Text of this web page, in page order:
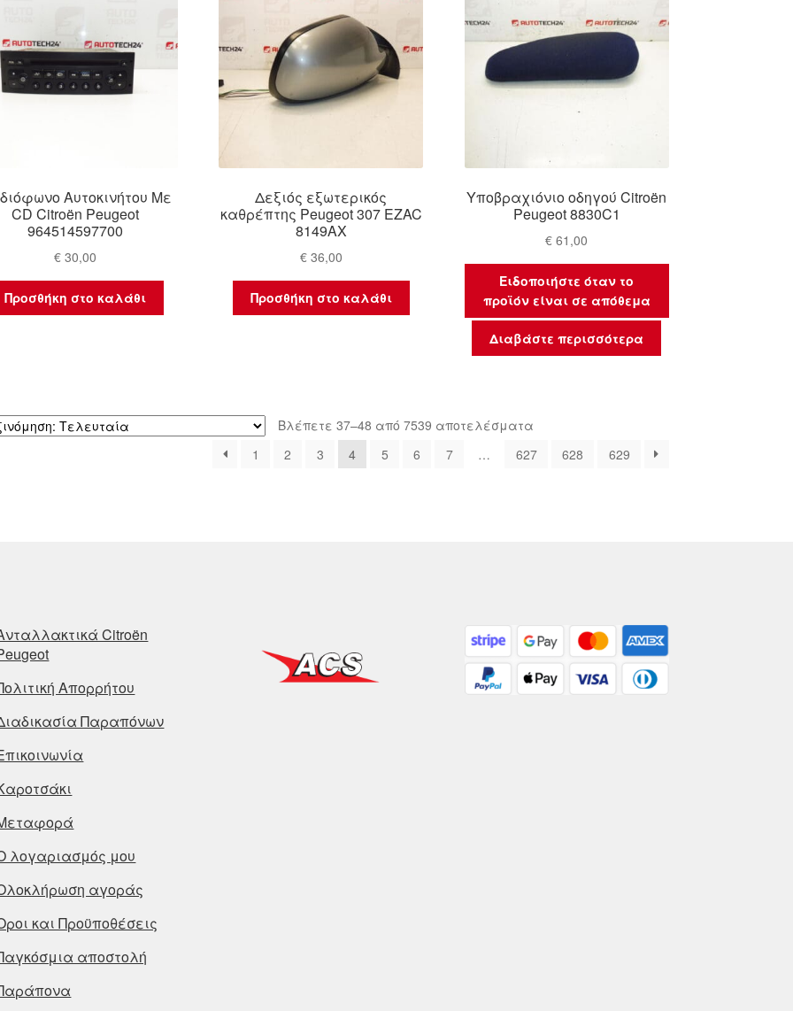
Αυτοκινήτου Με
CD Citroën Peugeot
964514597700
€ 30,00
Προσθήκη στο καλάθι
Δεξιός εξωτερικός
καθρέπτης Peugeot 307 EZAC
8149AX
€36,00
Προσθήκη στο καλάθι
Υποβραχιόνιο οδηγού Citroën
Peugeot 8830C1
€ 61,00
Ειδοποιήστε όταν το
προϊόν είναι σε απόθεμα
Διαβάστε περισσότερα
Βλέπετε 37–48 από 7539 αποτελέσματαSorted
latest
1 2 3 4 5 6 7 … 627 628 629
Citroën
Απορρήτου
Παραπόνων
λογαριασμός μου
αγοράς
και Προϋποθέσεις
αποστολή